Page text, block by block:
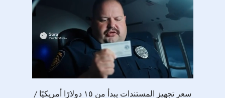
سعر تجهيز المستندات يبدأ من ١٥ دولارًا أمريكيًا /